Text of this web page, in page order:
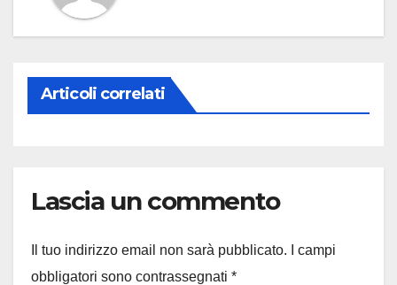
Articoli correlati
Lascia un commento
Il tuo indirizzo email non sarà pubblicato.
I campi
obbligatori sono contrassegnati *